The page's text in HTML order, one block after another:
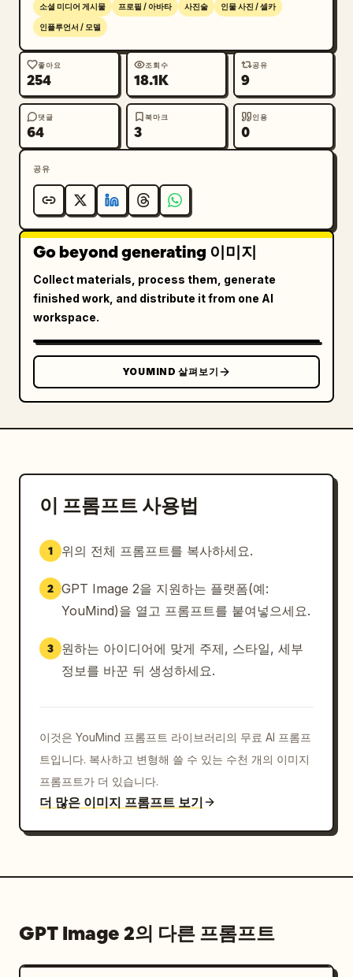
소셜 미디어 게시물 프로필 / 아바타 사진술 인물 사진 / 셀카
인플루언서 / 모델
좋아요
254
조회수
18.1K
공유
9
댓글
64
북마크
3
인용
0
공유
Go beyond generating 이미지
Collect materials, process them, generate
finished work, and distribute it from one AI
workspace.
YOUMIND 살펴보기
이 프롬프트 사용법
1 위의 전체 프롬프트를 복사하세요.
2 GPT Image 2을 지원하는 플랫폼(예:
YouMind)을 열고 프롬프트를 붙여넣으세요.
3
원하는 아이디어에 맞게 주제, 스타일, 세부
정보를 바꾼 뒤 생성하세요.
이것은 YouMind 프롬프트 라이브러리의 무료 AI 프롬프
트입니다. 복사하고 변형해 쓸 수 있는 수천 개의 이미지
프롬프트가 더 있습니다.
더 많은 이미지 프롬프트 보기
GPT Image 2의 다른 프롬프트